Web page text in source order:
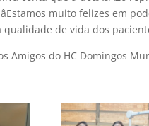
muito felizes em
de vida dos
Amigos do HC Domingos